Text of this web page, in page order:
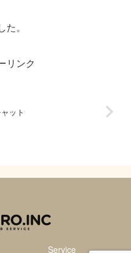
。
リンク
ット
Service